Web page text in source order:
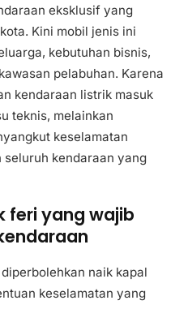
eksklusif yang
Kini mobil jenis ini
kebutuhan bisnis,
pelabuhan. Karena
kendaraan listrik masuk
teknis, melainkan
keselamatan
seluruh kendaraan yang
feri yang wajib
naik kapal
keselamatan yang